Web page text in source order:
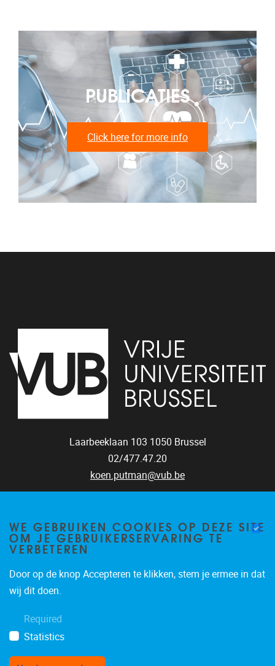
PUBLICATIES
Click here for more info
Laarbeeklaan 103 1050 Brussel
02/477.47.20
koen.putman@vub.be
WE GEBRUIKEN COOKIES OP DEZE SITE
OM JE GEBRUIKERSERVARING TE
VERBETEREN
Door op de knop Accepteren te klikken, stem je ermee in dat
wij dit doen.
Required
Statistics